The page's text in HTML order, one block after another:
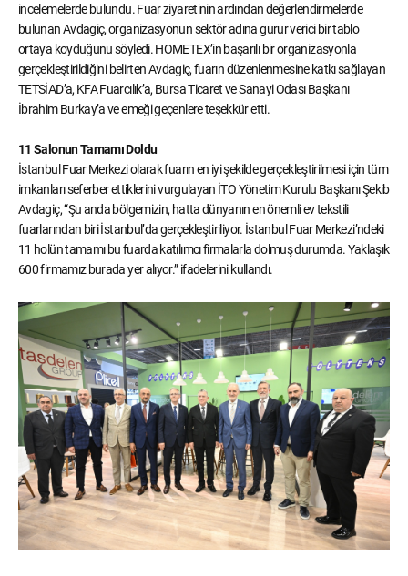
incelemelerde bulundu. Fuar ziyaretinin ardından değerlendirmelerde
bulunan Avdagiç, organizasyonun sektör adına gurur verici bir tablo
ortaya koyduğunu söyledi. HOMETEX’in başarılı bir organizasyonla
gerçekleştirildiğini belirten Avdagiç, fuarın düzenlenmesine katkı sağlayan
TETSİAD’a, KFA Fuarcılık’a, Bursa Ticaret ve Sanayi Odası Başkanı
İbrahim Burkay’a ve emeği geçenlere teşekkür etti.
11 Salonun Tamamı Doldu
İstanbul Fuar Merkezi olarak fuarın en iyi şekilde gerçekleştirilmesi için tüm
imkanları seferber ettiklerini vurgulayan İTO Yönetim Kurulu Başkanı Şekib
Avdagiç, “Şu anda bölgemizin, hatta dünyanın en önemli ev tekstili
fuarlarından biri İstanbul’da gerçekleştiriliyor. İstanbul Fuar Merkezi’ndeki
11 holün tamamı bu fuarda katılımcı firmalarla dolmuş durumda. Yaklaşık
600 firmamız burada yer alıyor.” ifadelerini kullandı.